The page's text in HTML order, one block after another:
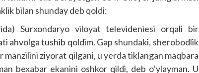
bilan shunday deb qoldi:
Surxondaryo viloyat televideniesi orqali bir
ahvolga tushib qoldim. Gap shundaki, sherobodlik
manzilini ziyorat qilgani, u yerda tiklangan maqbara
bexabar ekanini oshkor qildi, deb o‘ylayman. U